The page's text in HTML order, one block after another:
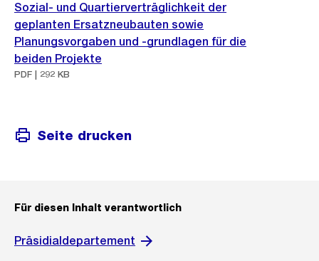
Sozial- und Quartierverträglichkeit der
geplanten Ersatzneubauten sowie
Planungsvorgaben und -grundlagen für die
beiden Projekte
PDF | 292 KB
Seite drucken
Für diesen Inhalt verantwortlich
Präsidialdepartement